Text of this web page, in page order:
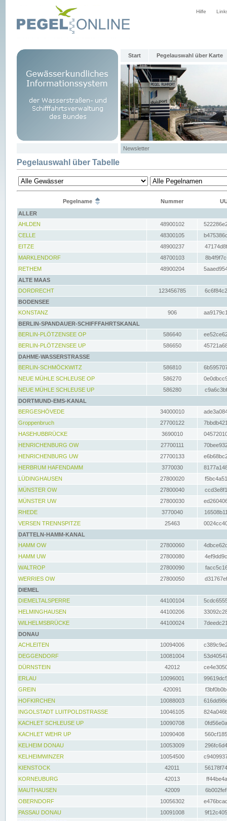
Hilfe
Start Pegelauswahl über Karte
Newsletter
Pegelauswahl über Tabelle
Pegelname Nummer
ALLER
AHLDEN
48900102
CELLE
48300105
EITZE
48900237
MARKLENDORF
48700103
RETHEM
48900204
ALTE MAAS
DORDRECHT
123456785
BODENSEE
KONSTANZ
906
BERLIN-SPANDAUER-SCHIFFFAHRTSKANAL
BERLIN-PLÖTZENSEE OP
586640
BERLIN-PLÖTZENSEE UP
586650
DAHME-WASSERSTRASSE
BERLIN-SCHMÖCKWITZ
586810
NEUE MÜHLE SCHLEUSE OP
586270
NEUE MÜHLE SCHLEUSE UP
586280
DORTMUND-EMS-KANAL
BERGESHÖVEDE
34000010
Groppenbruch
27700122
HASEHUBBRÜCKE
3690010
HENRICHENBURG OW
27700111
HENRICHENBURG UW
27700133
HERBRUM HAFENDAMM
3770030
LÜDINGHAUSEN
27800020
MÜNSTER OW
27800040
MÜNSTER UW
27800030
RHEDE
3770040
VERSEN TRENNSPITZE
25463
DATTELN-HAMM-KANAL
HAMM OW
27800060
HAMM UW
27800080
WALTROP
27800090
WERRIES OW
27800050
DIEMEL
DIEMELTALSPERRE
44100104
HELMINGHAUSEN
44100206
WILHELMSBRÜCKE
44100024
DONAU
ACHLEITEN
10094006
DEGGENDORF
10081004
DÜRNSTEIN
42012
ERLAU
10096001
GREIN
420091
HOFKIRCHEN
10088003
INGOLSTADT LUITPOLDSTRASSE
10046105
KACHLET SCHLEUSE UP
10090708
KACHLET WEHR UP
10090408
KELHEIM DONAU
10053009
KELHEIMWINZER
10054500
KIENSTOCK
42011
KORNEUBURG
42013
MAUTHAUSEN
42009
OBERNDORF
10056302
PASSAU DONAU
10091008